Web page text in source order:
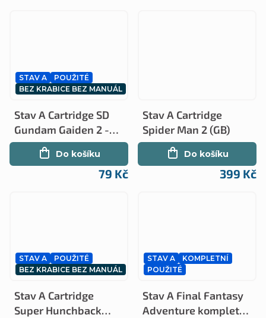
STAV A
POUŽITÉ
BEZ KRABICE BEZ MANUÁL
Stav A Cartridge SD
Gundam Gaiden 2 -
Sengokuden 2 JAP
79 Kč
Do košíku
Stav A Cartridge
Spider Man 2 (GB)
399 Kč
Do košíku
STAV A
POUŽITÉ
BEZ KRABICE BEZ MANUÁL
Stav A Cartridge
Super Hunchback
STAV A
KOMPLETNÍ
POUŽITÉ
Stav A Final Fantasy
Adventure kompletní